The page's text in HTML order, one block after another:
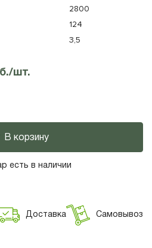
2800
124
3,5
шт.
В корзину
есть в наличии
Доставка Самовывоз